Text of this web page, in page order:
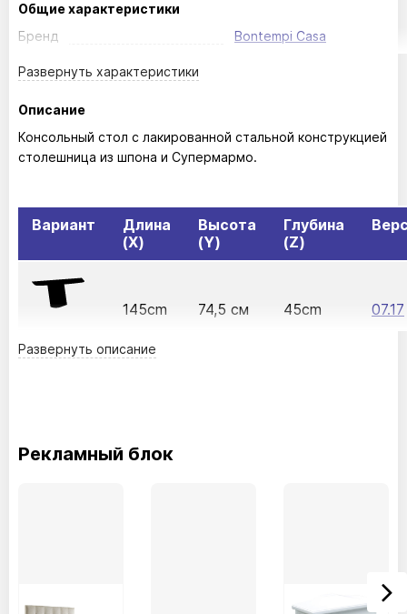
Общие характеристики
Бренд
Bontempi Casa
Развернуть характеристики
Описание
Консольный стол с лакированной стальной конструкцией
столешница из шпона и Супермармо.
Вариант
Длина
(X)
Высота
(Y)
Глубина
(Z)
145cm 74,5 см 45cm 07.17
Развернуть описание
Рекламный блок